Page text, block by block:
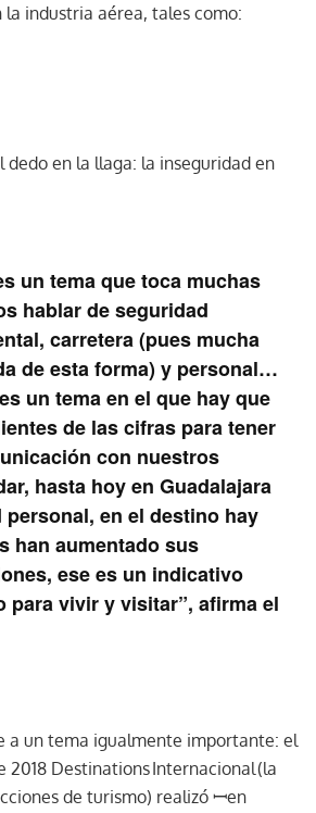
industria aérea, tales como:
en la llaga: la inseguridad en
un tema que toca muchas
hablar de seguridad
carretera (pues mucha
de esta forma) y personal…
un tema en el que hay que
de las cifras para tener
con nuestros
hasta hoy en Guadalajara
en el destino hay
han aumentado sus
ese es un indicativo
para vivir y visitar”, afirma el
a un tema igualmente importante: el
2018 Destinations Internacional (la
de turismo) realizó ꟷen